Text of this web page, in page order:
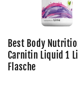
Best Body
Carnitin Liquid 1
Flasche